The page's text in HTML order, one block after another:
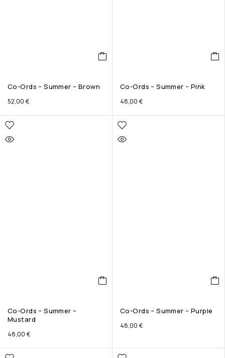
Co-Ords – Summer – Brown
52,00 €
Co-Ords – Summer – Pink
48,00 €
Co-Ords – Summer –
Mustard
48,00 €
Co-Ords – Summer – Purple
48,00 €